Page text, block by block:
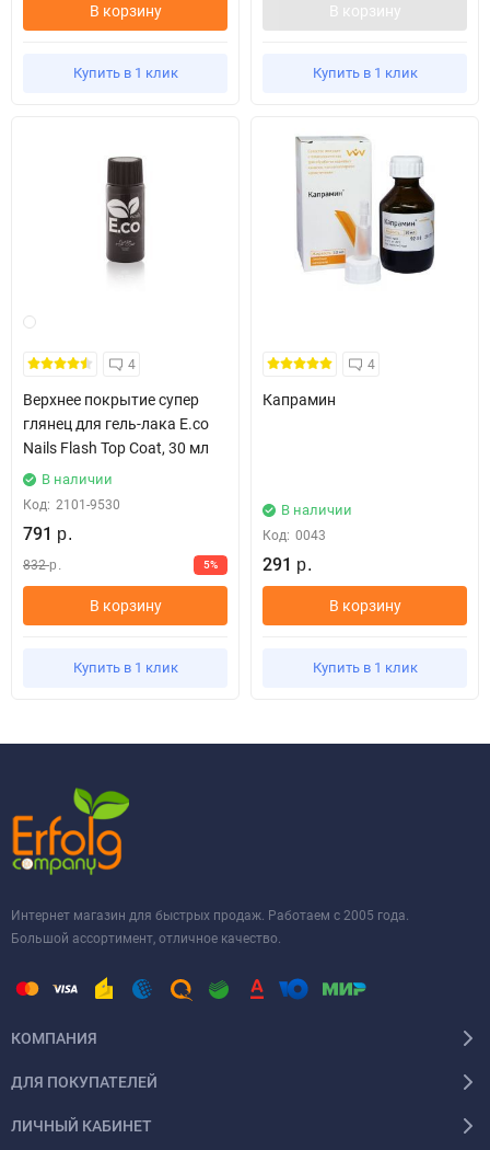
В корзину
Купить в 1 клик
В корзину
Купить в 1 клик
4
Верхнее покрытие супер
глянец для гель-лака E.co
Nails Flash Top Coat, 30 мл
В наличии
Код: 2101-9530
791 р.
832 р. 5%
В корзину
Купить в 1 клик
4
Капрамин
В наличии
Код: 0043
291 р.
В корзину
Купить в 1 клик
Интернет магазин для быстрых продаж. Работаем с 2005 года.
Большой ассортимент, отличное качество.
КОМПАНИЯ
ДЛЯ ПОКУПАТЕЛЕЙ
ЛИЧНЫЙ КАБИНЕТ